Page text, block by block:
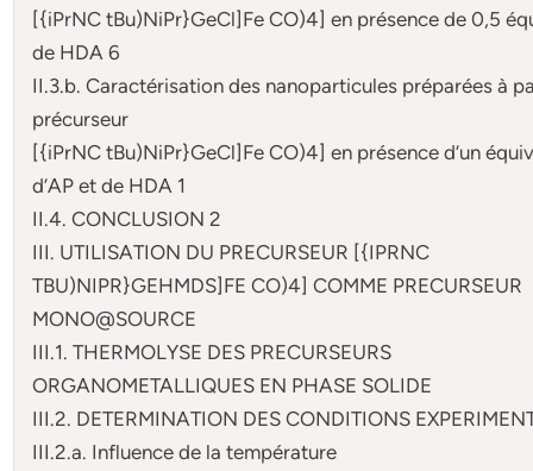
[{iPrNC tBu)NiPr}GeCl]Fe CO)4] en présence de 0,5
de HDA 6
II.3.b. Caractérisation des nanoparticules préparées à
précurseur
[{iPrNC tBu)NiPr}GeCl]Fe CO)4] en présence d’un
d’AP et de HDA 1
II.4. CONCLUSION 2
III. UTILISATION DU PRECURSEUR [{IPRNC
TBU)NIPR}GEHMDS]FE CO)4] COMME PRECURSEUR
MONO@SOURCE
III.1. THERMOLYSE DES PRECURSEURS
ORGANOMETALLIQUES EN PHASE SOLIDE
III.2. DETERMINATION DES CONDITIONS
III.2.a. Influence de la température